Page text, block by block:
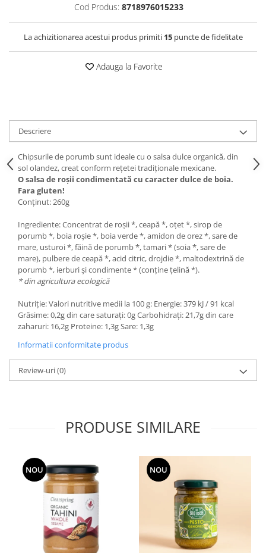
Cod Produs: 8718976015233
La achizitionarea acestui produs primiti 15puncte de fidelitate
Adauga la Favorite
Descriere
Chipsurile de porumb sunt ideale cu o salsa dulce organică, din
sol olandez, creat conform rețetei tradiționale mexicane.
O salsa de roșii condimentată cu caracter dulce de boia.
Fara gluten!
Conținut: 260g
Ingrediente: Concentrat de roșii *, ceapă *, oțet *, sirop de
porumb *, boia roșie *, boia verde *, amidon de orez *, sare de
mare, usturoi *, făină de porumb *, tamari * (soia *, sare de
mare), pulbere de ceapă *, acid citric, drojdie *, maltodextrină de
porumb *, ierburi și condimente * (conține țelină *).
* din agricultura ecologică
Nutriție: Valori nutritive medii la 100 g: Energie: 379 kJ / 91 kcal
Grăsime: 0,2g din care saturați: 0g Carbohidrați: 21,7g din care
zaharuri: 16,2g Proteine: 1,3g Sare: 1,3g
Informatii conformitate produs
Review-uri(0)
PRODUSE SIMILARE
NOU NOU